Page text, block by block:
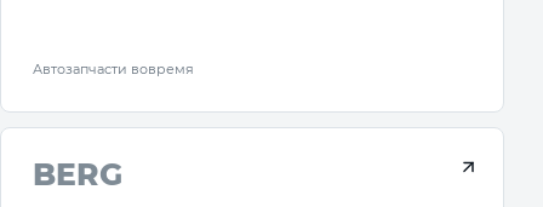
Автозапчасти вовремя
BERG